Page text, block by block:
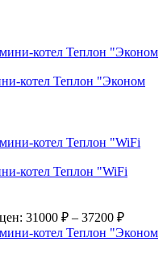
котел Теплон "Эконом
котел Теплон "WiFi
31000 ₽ – 37200 ₽